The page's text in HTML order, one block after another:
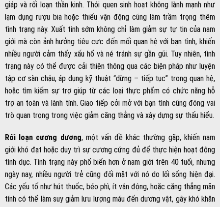
giáp và rối loạn thần kinh. Thói quen sinh hoạt không lành mạnh như
lạm dụng rượu bia hoặc thiếu vận động cũng làm trầm trọng thêm
tình trạng này. Xuất tinh sớm không chỉ làm giảm sự tự tin của nam
giới mà còn ảnh hưởng tiêu cực đến mối quan hệ với bạn tình, khiến
nhiều người cảm thấy xấu hổ và né tránh sự gần gũi. Tuy nhiên, tình
trạng này có thể được cải thiện thông qua các biện pháp như luyện
tập cơ sàn chậu, áp dụng kỹ thuật “dừng – tiếp tục” trong quan hệ,
hoặc tìm kiếm sự trợ giúp từ các loại thực phẩm có chức năng hỗ
trợ an toàn và lành tính. Giao tiếp cởi mở với bạn tình cũng đóng vai
trò quan trọng trong việc giảm căng thẳng và xây dựng sự thấu hiểu.
Rối loạn cương dương, một vấn đề khác thường gặp, khiến nam
giới khó đạt hoặc duy trì sự cương cứng đủ để thực hiện hoạt động
tình dục. Tình trạng này phổ biến hơn ở nam giới trên 40 tuổi, nhưng
ngày nay, nhiều người trẻ cũng đối mặt với nó do lối sống hiện đại.
Các yếu tố như hút thuốc, béo phì, ít vận động, hoặc căng thẳng mãn
tính có thể làm suy giảm lưu lượng máu đến dương vật, gây khó khăn